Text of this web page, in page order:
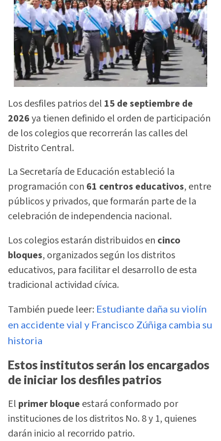
Los desfiles patrios del 15 de septiembre de
2026ya tienen definido el orden de participación
de los colegios que recorrerán las calles del
Distrito Central.
La Secretaría de Educación estableció la
programación con 61 centros educativos, entre
públicos y privados, que formarán parte de la
celebración de independencia nacional.
Los colegios estarán distribuidos en cinco
bloques, organizados según los distritos
educativos, para facilitar el desarrollo de esta
tradicional actividad cívica.
También puede leer: Estudiante daña su violín
en accidente vial y Francisco Zúñiga cambia su
historia
Estos institutos serán los encargados
de iniciar los desfiles patrios
El primer bloque estará conformado por
instituciones de los distritos No. 8 y 1, quienes
darán inicio al recorrido patrio.